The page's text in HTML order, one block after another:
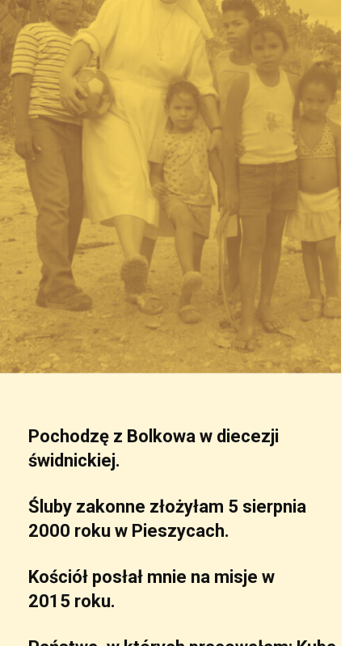
Pochodzę z Bolkowa w diecezji
świdnickiej.
Śluby zakonne złożyłam 5 sierpnia
2000 roku w Pieszycach.
Kościół posłał mnie na misje w
2015 roku.